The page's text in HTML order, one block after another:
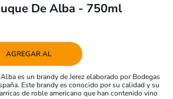
De Alba - 750ml
AGREGAR AL
es un brandy de Jerez elaborado por Bodegas
Este brandy es conocido por su calidad y su
de roble americano que han contenido vino